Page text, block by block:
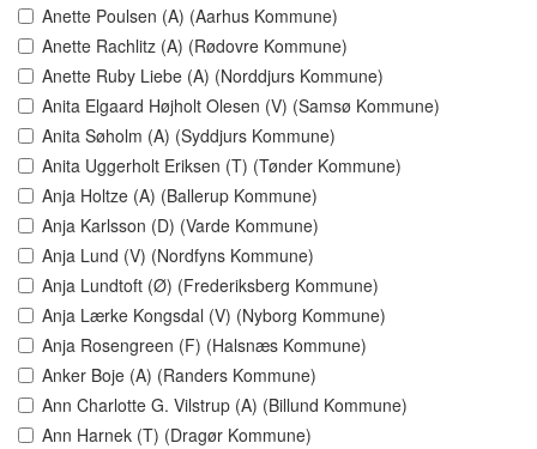
Anette Poulsen (A) (Aarhus Kommune)
Anette Rachlitz (A) (Rødovre Kommune)
Anette Ruby Liebe (A) (Norddjurs Kommune)
Anita Elgaard Højholt Olesen (V) (Samsø Kommune)
Anita Søholm (A) (Syddjurs Kommune)
Anita Uggerholt Eriksen (T) (Tønder Kommune)
Anja Holtze (A) (Ballerup Kommune)
Anja Karlsson (D) (Varde Kommune)
Anja Lund (V) (Nordfyns Kommune)
Anja Lundtoft (Ø) (Frederiksberg Kommune)
Anja Lærke Kongsdal (V) (Nyborg Kommune)
Anja Rosengreen (F) (Halsnæs Kommune)
Anker Boje (A) (Randers Kommune)
Ann Charlotte G. Vilstrup (A) (Billund Kommune)
Ann Harnek (T) (Dragør Kommune)